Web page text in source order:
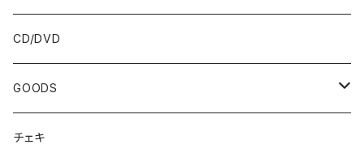
CD/DVD
GOODS
Tシャツ
チェキ